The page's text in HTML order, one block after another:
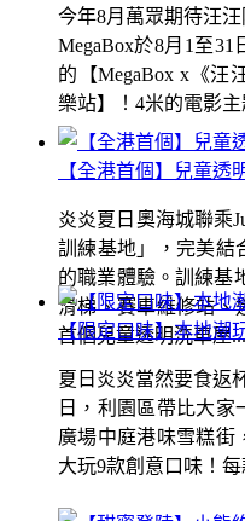
【全港首個】兒童透
炎炎夏日奧海城聯乘
訓練基地」，完美結
的職業體驗。訓練基
滑梯、賽車維修站、
首個兒童透明洗車屋...
今年8月萬眾期待汪
MegaBox於8月1至
的【MegaBox x《汪
樂站】！4米的電影主
【限定口味】本地潮
夏日炎炎當然要食返
日，利園區帶比大
廣場中庭港味雪糕街
大玩9款創意口味！